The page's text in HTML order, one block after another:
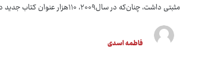
مثبتی داشت، چنان‌که در سال۲۰۰۹، ۱۱۰هزار عنوان کتاب جدید در روسیه به چاپ رسید.
فاطمه اسدی